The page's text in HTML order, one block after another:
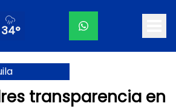
34°
transparencia en